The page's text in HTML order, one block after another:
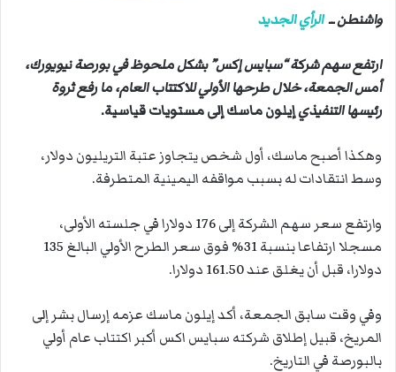
و
ي
واشنطن ــالرأي الجديد
ارتفع سهم شركة “سبايس إكس” بشكل ملحوظ في بورصة نيويورك،
أمس الجمعة، خلال طرحها الأولي للاكتتاب العام، ما رفع ثروة
رئيسها التنفيذيإيلون ماسك إلى مستويات قياسية.
وهكذا أصبح ماسك، أول شخص يتجاوز عتبة التريليون دولار،
وسط انتقادات له بسبب مواقفه اليمينية المتطرفة.
وارتفع سعر سهم الشركة إلى 176 دولارا في جلسته الأولى،
مسجلا ارتفاعا بنسبة 31% فوق سعر الطرح الأولي البالغ 135
دولارا، قبل أن يغلق عند 161.50 دولارا.
وفي وقت سابق الجمعة، أكد إيلون ماسك عزمه إرسال بشر إلى
المريخ، قبيل إطلاق شركته سبايس اكس أكبر اكتتاب عام أولي
بالبورصة في التاريخ.